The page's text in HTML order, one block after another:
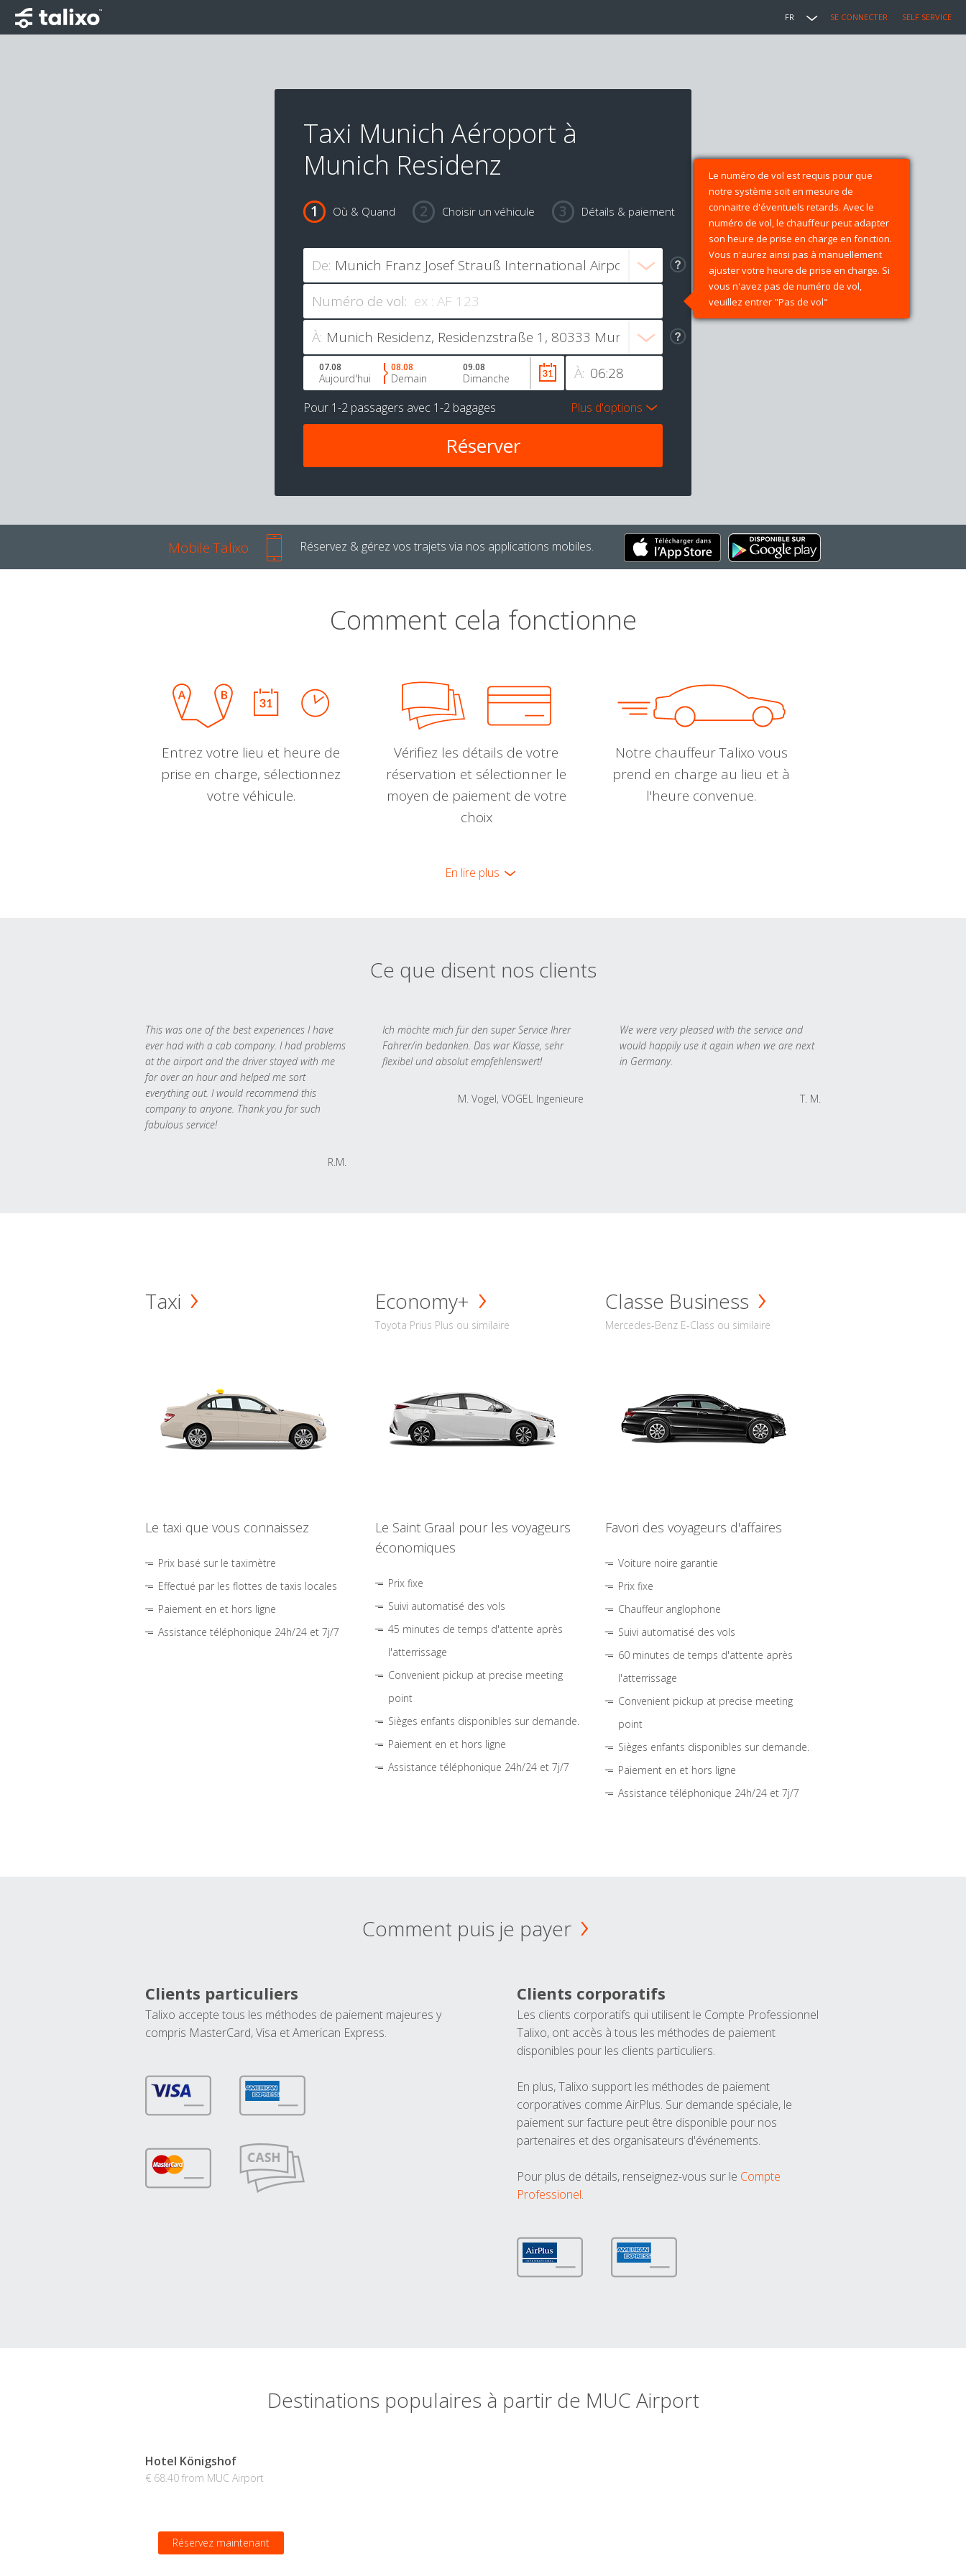
FR SE CONNECTER SELF SERVICE
Taxi Munich Aéroport à
Munich Residenz
Où & Quand Choisir un véhicule Détails & paiement
De:
Numéro de vol:
Le numéro de vol est requis pour que
notre système soit en mesure de
connaitre d'éventuels retards. Avec le
numéro de vol, le chauffeur peut adapter
son heure de prise en charge en fonction.
Vous n'aurez ainsi pas à manuellement
ajuster votre heure de prise en charge. Si
vous n'avez pas de numéro de vol,
veuillez entrer "Pas de vol"
À:
À:
07.08
Aujourd'hui
08.08
Demain
09.08
Dimanche
Pour 1-2 passagers avec 1-2 bagages Plus d'options
Mobile Talixo Réservez & gérez vos trajets via nos applications mobiles.
Comment cela fonctionne
Entrez votre lieu et heure de
prise en charge, sélectionnez
votre véhicule.
Vérifiez les détails de votre
réservation et sélectionner le
moyen de paiement de votre
choix
Notre chauffeur Talixo vous
prend en charge au lieu et à
l'heure convenue.
En lire plus
Ce que disent nos clients
This was one of the best experiences I have
ever had with a cab company. I had problems
at the airport and the driver stayed with me
for over an hour and helped me sort
everything out. I would recommend this
company to anyone. Thank you for such
fabulous service!
R.M.
Ich möchte mich für den super Service Ihrer
Fahrer/in bedanken. Das war Klasse, sehr
flexibel und absolut empfehlenswert!
M. Vogel, VOGEL Ingenieure
We were very pleased with the service and
would happily use it again when we are next
in Germany.
T. M.
Taxi
Le taxi que vous connaissez
Prix basé sur le taximètre
Effectué par les flottes de taxis locales
Paiement en et hors ligne
Assistance téléphonique 24h/24 et 7j/7
Economy+
Toyota Prius Plus ou similaire
Le Saint Graal pour les voyageurs
économiques
Prix fixe
Suivi automatisé des vols
45 minutes de temps d'attente après
l'atterrissage
Convenient pickup at precise meeting
point
Sièges enfants disponibles sur demande.
Paiement en et hors ligne
Assistance téléphonique 24h/24 et 7j/7
Classe Business
Mercedes-Benz E-Class ou similaire
Favori des voyageurs d'affaires
Voiture noire garantie
Prix fixe
Chauffeur anglophone
Suivi automatisé des vols
60 minutes de temps d'attente après
l'atterrissage
Convenient pickup at precise meeting
point
Sièges enfants disponibles sur demande.
Paiement en et hors ligne
Assistance téléphonique 24h/24 et 7j/7
Comment puis je payer
Clients particuliers
Talixo accepte tous les méthodes de paiement majeures y
compris MasterCard, Visa et American Express.
Clients corporatifs
Les clients corporatifs qui utilisent le Compte Professionnel
Talixo, ont accès à tous les méthodes de paiement
disponibles pour les clients particuliers.
En plus, Talixo support les méthodes de paiement
corporatives comme AirPlus. Sur demande spéciale, le
paiement sur facture peut être disponible pour nos
partenaires et des organisateurs d'événements.
Pour plus de détails, renseignez-vous sur le Compte
Professionel.
Destinations populaires à partir de MUC Airport
Hotel Königshof
€ 68.40 from MUC Airport
Réservez maintenant